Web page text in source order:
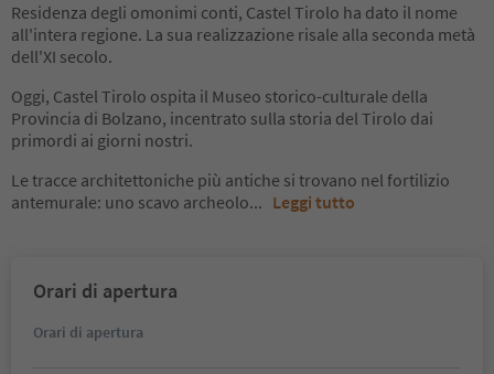
Residenza degli omonimi conti, Castel Tirolo ha dato il nome
all'intera regione. La sua realizzazione risale alla seconda metà
dell'XI secolo.
Oggi, Castel Tirolo ospita il Museo storico-culturale della
Provincia di Bolzano, incentrato sulla storia del Tirolo dai
primordi ai giorni nostri.
Le tracce architettoniche più antiche si trovano nel fortilizio
antemurale: uno scavo archeolo... Leggi tutto
Orari di apertura
Orari di apertura